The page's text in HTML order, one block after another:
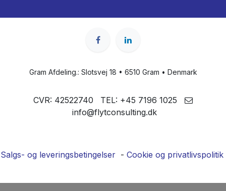
Gram Afdeling.: Slotsvej 18 • 6510 Gram • Denmark
CVR: 42522740 TEL: +45 7196 1025
info@flytconsulting.dk
Salgs- og leveringsbetingelser - Cookie og privatlivspolitik